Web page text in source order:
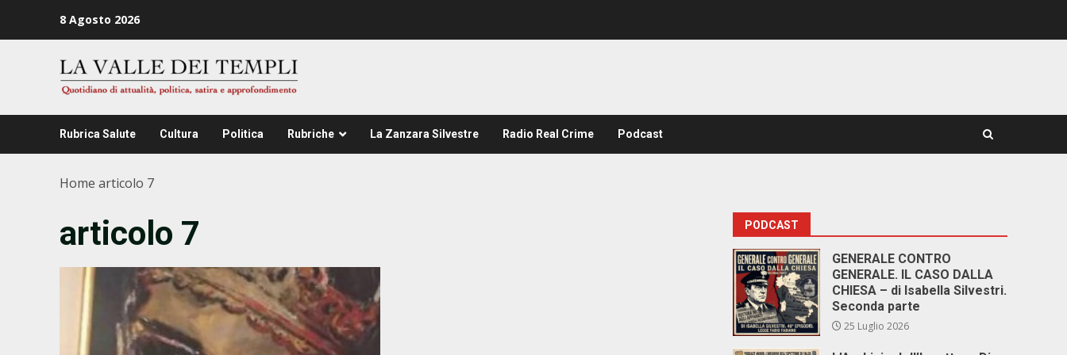
8 Agosto 2026
Rubrica Salute Cultura Politica Rubriche La Zanzara Silvestre Radio Real Crime Podcast
Home articolo 7
articolo 7 PODCAST
GENERALE CONTRO
GENERALE. IL CASO DALLA
CHIESA – di Isabella Silvestri.
Seconda parte
25 Luglio 2026